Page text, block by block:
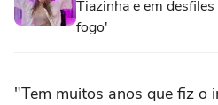
Tiazinha e em
fogo'
"Tem muitos anos que fiz o